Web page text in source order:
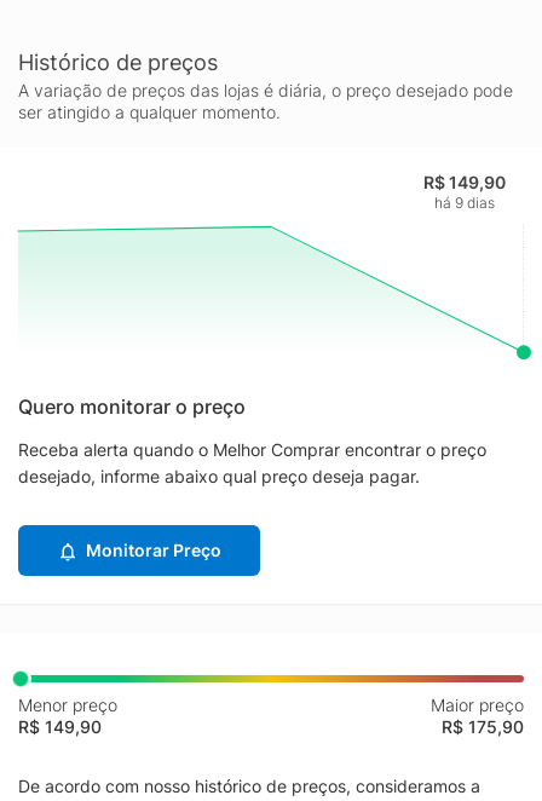
Histórico de preços
A variação de preços das lojas é diária, o preço desejado pode
ser atingido a qualquer momento.
R$ 149,90
há 9 dias
Quero monitorar o preço
Receba alerta quando o Melhor Comprar encontrar o preço
desejado, informe abaixo qual preço deseja pagar.
Monitorar Preço
Menor preço
R$ 149,90
Maior preço
R$ 175,90
De acordo com nosso histórico de preços, consideramos a